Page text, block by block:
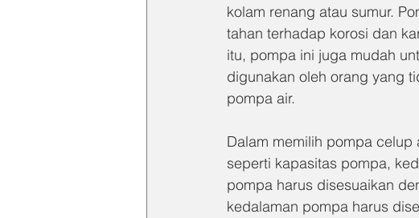
kolam renang atau sumur.
tahan terhadap korosi dan
itu, pompa ini juga mudah
digunakan oleh orang yang
pompa air.
Dalam memilih pompa
seperti kapasitas pompa,
pompa harus disesuaikan
kedalaman pompa harus